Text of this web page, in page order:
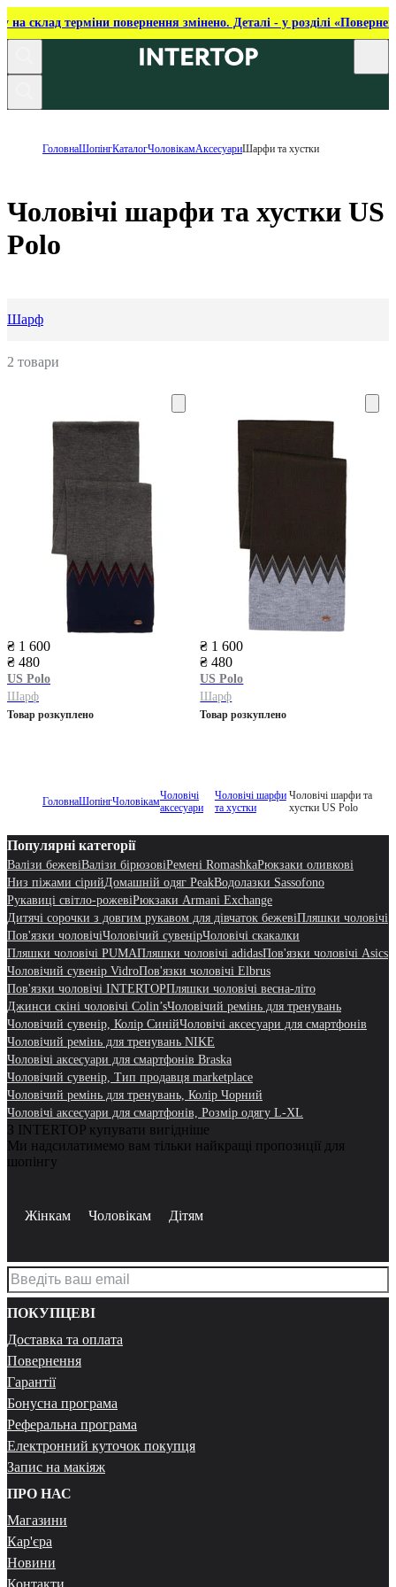
на склад терміни повернення змінено. Деталі - у розділі
ГоловнаШопінгКаталогЧоловікамАксесуариШарфи та хустки
Чоловічі шарфи та хустки US
Polo
Шарф
2 товари
₴ 1 600
₴ 480
US Polo
Шарф
Товар розкуплено
₴ 1 600
₴ 480
US Polo
Шарф
Товар розкуплено
ГоловнаШопінгЧоловікамЧоловічі
аксесуари
Чоловічі шарфи
та хустки
Чоловічі шарфи та
хустки US Polo
Популярні категорії
Валізи бежевіВалізи бірюзовіРемені RomashkaРюкзаки оливкові
Низ піжами сірийДомашній одяг PeakВодолазки Sassofono
Рукавиці світло-рожевіРюкзаки Armani Exchange
Дитячі сорочки з довгим рукавом для дівчаток бежевіПляшки чоловічі
Пов'язки чоловічіЧоловічий сувенірЧоловічі скакалки
Пляшки чоловічі PUMAПляшки чоловічі adidasПов'язки чоловічі Asics
Чоловічий сувенір VidroПов'язки чоловічі Elbrus
Пов'язки чоловічі INTERTOPПляшки чоловічі весна-літо
Джинси скіні чоловічі Colin’sЧоловічий ремінь для тренувань
Чоловічий сувенір, Колір СинійЧоловічі аксесуари для смартфонів
Чоловічий ремінь для тренувань NIKE
Чоловічі аксесуари для смартфонів Braska
Чоловічий сувенір, Тип продавця marketplace
Чоловічий ремінь для тренувань, Колір Чорний
Чоловічі аксесуари для смартфонів, Розмір одягу L-XL
З INTERTOP купувати вигідніше
Ми надсилатимемо вам тільки найкращі пропозиції для
шопінгу
Жінкам Чоловікам Дітям
ПОКУПЦЕВІ
Доставка та оплата
Повернення
Гарантії
Бонусна програма
Реферальна програма
Електронний куточок покупця
Запис на макіяж
ПРО НАС
Магазини
Кар'єра
Новини
Контакти